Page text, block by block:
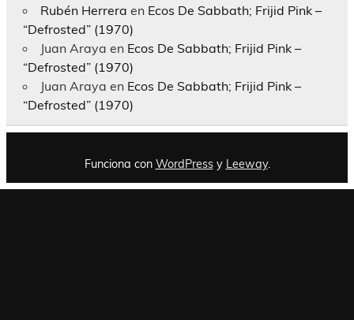
Rubén Herrera en Ecos De Sabbath; Frijid Pink –
“Defrosted” (1970)
Juan Araya en Ecos De Sabbath; Frijid Pink –
“Defrosted” (1970)
Juan Araya en Ecos De Sabbath; Frijid Pink –
“Defrosted” (1970)
Funciona con WordPressy Leeway.